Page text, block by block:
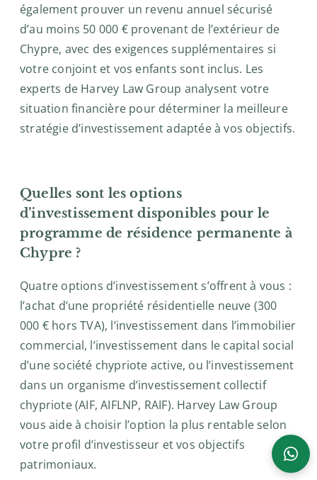
également prouver un revenu annuel sécurisé
d’au moins 50 000 € provenant de l’extérieur de
Chypre, avec des exigences supplémentaires si
votre conjoint et vos enfants sont inclus. Les
experts de Harvey Law Group analysent votre
situation financière pour déterminer la meilleure
stratégie d’investissement adaptée à vos objectifs.
Quelles sont les options
d’investissement disponibles pour le
programme de résidence permanente à
Chypre ?
Quatre options d’investissement s’offrent à vous :
l’achat d’une propriété résidentielle neuve (300
000 € hors TVA), l’investissement dans l’immobilier
commercial, l’investissement dans le capital social
d’une société chypriote active, ou l’investissement
dans un organisme d’investissement collectif
chypriote (AIF, AIFLNP, RAIF). Harvey Law Group
vous aide à choisir l’option la plus rentable selon
votre profil d’investisseur et vos objectifs
patrimoniaux.
Conseiller HLG
Disponible du lundi au vendredi, 9h–18h